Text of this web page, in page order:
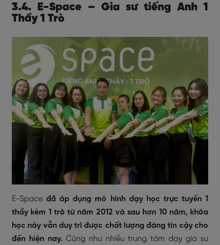
3.4. E-Space – Gia sư tiếng Anh 1
Thầy 1 Trò
E-Space đã áp dụng mô hình dạy học trực tuyến 1
thầy kèm 1 trò từ năm 2012 và sau hơn 10 năm, khóa
học này vẫn duy trì được chất lượng đáng tin cậy cho
đến hiện nay.Cũng như nhiều trung tâm dạy gia sư